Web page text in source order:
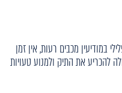
במודיעין מכבים רעות, אין זמן
להכריע את התיק ולמנוע טעויות